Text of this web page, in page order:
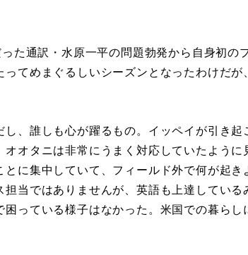
た通訳・水原一平の問題勃発から自身初の
てめまぐるしいシーズンとなったわけだが
し、誰しも心が躍るもの。イッペイが引き起
オタニは非常にうまく対応していたように
に集中していて、フィールド外で何が起き
当ではありませんが、英語も上達している
っている様子はなかった。米国での暮らし